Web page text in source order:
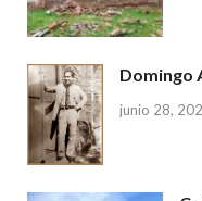
Domingo
junio 28,